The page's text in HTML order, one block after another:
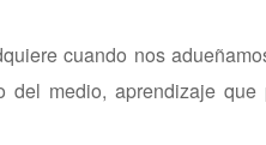
cuando nos
del medio, aprendizaje